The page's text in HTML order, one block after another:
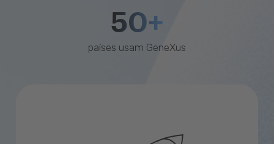
50+
países usam GeneXus